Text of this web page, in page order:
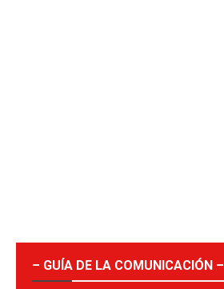
– GUÍA DE LA COMUNICACIÓN –